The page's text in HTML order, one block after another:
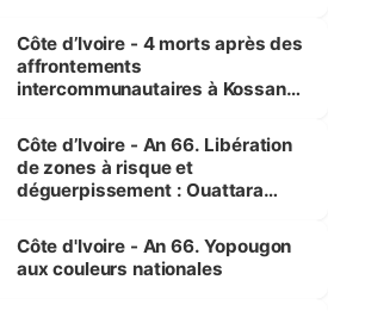
générations futures »
Côte d’Ivoire - 4 morts après des
affrontements
intercommunautaires à Kossandji
milieu des sinistrés
Côte d’Ivoire - An 66. Libération
de zones à risque et
déguerpissement : Ouattara
l'Etat de droit pour préserver les
vies humaines »
Côte d'Ivoire - An 66. Yopougon
aux couleurs nationales